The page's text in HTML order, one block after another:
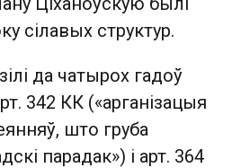
сілавых структур.
да чатырох гадоў
342 КК («арганізацыя
што груба
парадак») і арт. 364